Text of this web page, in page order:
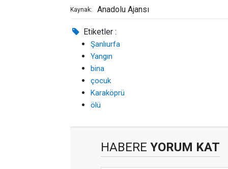
Kaynak: Anadolu Ajansı
Etiketler :
Şanlıurfa
Yangın
bina
çocuk
Karaköprü
ölü
HABERE YORUM KAT